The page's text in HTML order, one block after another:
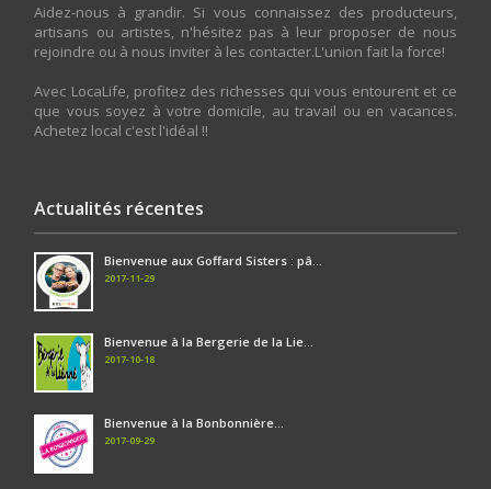
Aidez-nous à grandir. Si vous connaissez des producteurs,
artisans ou artistes, n'hésitez pas à leur proposer de nous
rejoindre ou à nous inviter à les contacter.L'union fait la force!
Avec LocaLife, profitez des richesses qui vous entourent et ce
que vous soyez à votre domicile, au travail ou en vacances.
Achetez local c'est l'idéal !!
Actualités récentes
Bienvenue aux Goffard Sisters : pâ...
2017-11-29
Bienvenue à la Bergerie de la Lie...
2017-10-18
Bienvenue à la Bonbonnière...
2017-09-29